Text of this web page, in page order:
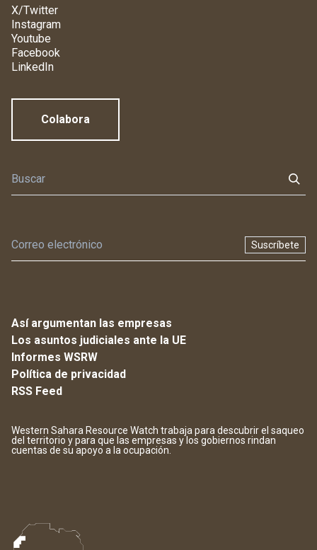
X/Twitter
Instagram
Youtube
Facebook
LinkedIn
Colabora
Suscríbete
Así argumentan las empresas
Los asuntos judiciales ante la UE
Informes WSRW
Política de privacidad
RSS Feed
Western Sahara Resource Watch trabaja para descubrir el saqueo
del territorio y para que las empresas y los gobiernos rindan
cuentas de su apoyo a la ocupación.